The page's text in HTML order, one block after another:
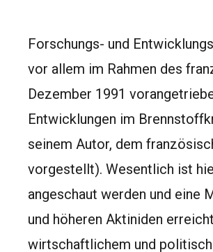
Forschungs- und
vor allem im Rahmen des
Dezember 1991
Entwicklungen im
seinem Autor, dem
vorgestellt). Wesentlich ist
angeschaut werden und eine
und höheren Aktiniden
wirtschaftlichem und